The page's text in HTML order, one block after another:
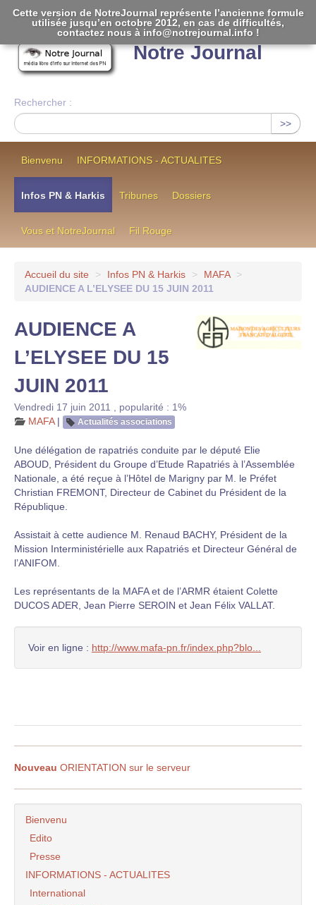
Notre Journal
Rechercher :
>>
Bienvenu INFORMATIONS - ACTUALITES
Infos PN & Harkis Tribunes Dossiers
Vous et NotreJournal Fil Rouge
Accueil du site > Infos PN & Harkis > MAFA
>
AUDIENCE A L’ELYSEE DU 15 JUIN 2011
AUDIENCE A
L’ELYSEE DU 15
JUIN 2011
Vendredi 17 juin 2011
popularité : 1%
MAFA| Actualités associations
Une délégation de rapatriés conduite par le député Elie
ABOUD, Président du Groupe d’Etude Rapatriés à l’Assemblée
Nationale, a été reçue à l’Hôtel de Marigny par M. le Préfet
Christian FREMONT, Directeur de Cabinet du Président de la
République.
Assistait à cette audience M. Renaud BACHY, Président de la
Mission Interministérielle aux Rapatriés et Directeur Général de
l’ANIFOM.
Les représentants de la MAFA et de l’ARMR étaient Colette
DUCOS ADER, Jean Pierre SEROIN et Jean Félix VALLAT.
Voir en ligne : http://www.mafa-pn.fr/index.php?blo...
Nouveau ORIENTATION sur le serveur
Bienvenu
Edito
Presse
INFORMATIONS - ACTUALITES
International
Cette version de NotreJournal représente l’ancienne formule
utilisée jusqu’en octobre 2012, en cas de difficultés,
contactez nous à info@notrejournal.info !